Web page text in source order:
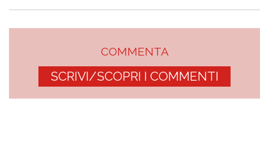
COMMENTA
SCRIVI/SCOPRI I COMMENTI